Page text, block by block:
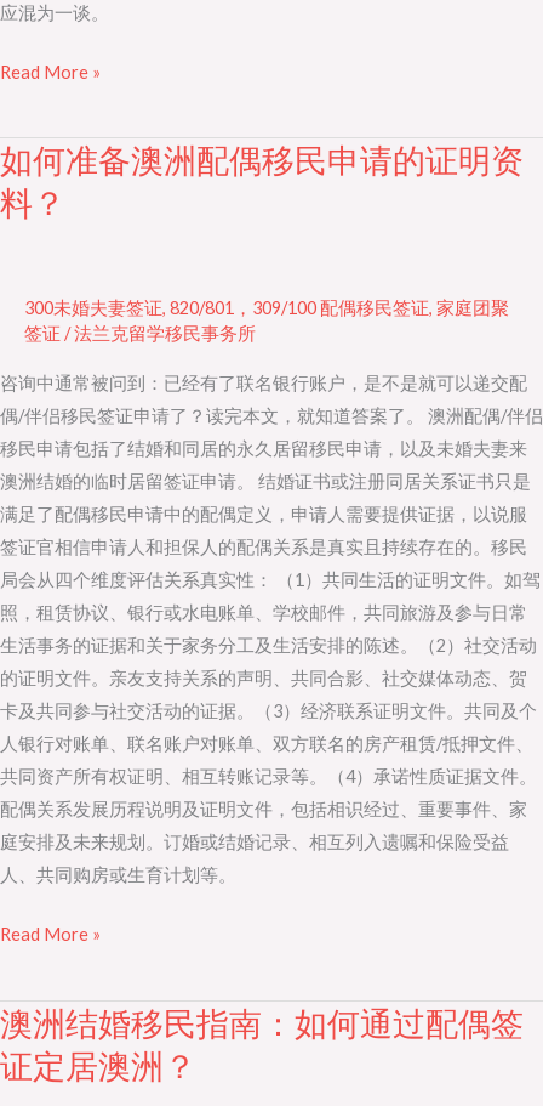
应混为一谈。
Read More »
如何准备澳洲配偶移民申请的证明资
料？
300未婚夫妻签证, 820/801，309/100 配偶移民签证, 家庭团聚
签证 /法兰克留学移民事务所
咨询中通常被问到：已经有了联名银行账户，是不是就可以递交配
偶/伴侣移民签证申请了？读完本文，就知道答案了。 澳洲配偶/伴侣
移民申请包括了结婚和同居的永久居留移民申请，以及未婚夫妻来
澳洲结婚的临时居留签证申请。 结婚证书或注册同居关系证书只是
满足了配偶移民申请中的配偶定义，申请人需要提供证据，以说服
签证官相信申请人和担保人的配偶关系是真实且持续存在的。移民
局会从四个维度评估关系真实性： （1）共同生活的证明文件。如驾
照，租赁协议、银行或水电账单、学校邮件，共同旅游及参与日常
生活事务的证据和关于家务分工及生活安排的陈述。（2）社交活动
的证明文件。亲友支持关系的声明、共同合影、社交媒体动态、贺
卡及共同参与社交活动的证据。（3）经济联系证明文件。共同及个
人银行对账单、联名账户对账单、双方联名的房产租赁/抵押文件、
共同资产所有权证明、相互转账记录等。（4）承诺性质证据文件。
配偶关系发展历程说明及证明文件，包括相识经过、重要事件、家
庭安排及未来规划。订婚或结婚记录、相互列入遗嘱和保险受益
人、共同购房或生育计划等。
如
何
准
偶
移
民
申
请
的
证
明
资
料？
Read More »
澳洲结婚移民指南：如何通过配偶签
证定居澳洲？
澳
洲
结